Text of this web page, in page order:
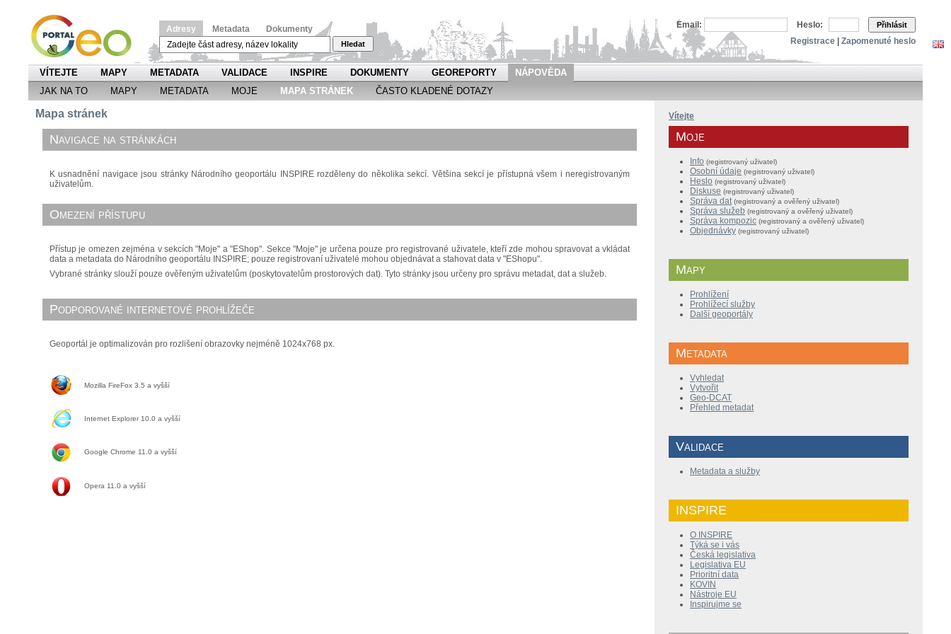
Adresy Metadata Dokumenty
Hledat
Email: Heslo: Přihlásit
Registrace Zapomenuté heslo
VÍTEJTE MAPY METADATA VALIDACE INSPIRE DOKUMENTY GEOREPORTY
NÁPOVĚDA
JAK NA TO
MAPY METADATA MOJE MAPA STRÁNEK ČASTO KLADENÉ DOTAZY
Mapa stránek
Navigace na stránkách
K usnadnění navigace jsou stránky Národního geoportálu INSPIRE rozděleny do několika sekcí. Většina sekcí je přístupná všem i neregistrovaným
uživatelům.
Omezení přístupu
Přístup je omezen zejména v sekcích "Moje" a "EShop". Sekce "Moje" je určena pouze pro registrované uživatele, kteří zde mohou spravovat a vkládat
data a metadata do Národního geoportálu INSPIRE; pouze registrovaní uživatelé mohou objednávat a stahovat data v "EShopu".
Vybrané stránky slouží pouze ověřeným uživatelům (poskytovatelům prostorových dat). Tyto stránky jsou určeny pro správu metadat, dat a služeb.
Podporované internetové prohlížeče
Geoportál je optimalizován pro rozlišení obrazovky nejméně 1024x768 px.
Mozilla FireFox 3.5 a vyšší
Internet Explorer 10.0 a vyšší
Google Chrome 11.0 a vyšší
Opera 11.0 a vyšší
Vítejte
Moje
Info (registrovaný uživatel)
Osobní údaje (registrovaný uživatel)
Heslo (registrovaný uživatel)
Diskuse (registrovaný uživatel)
Správa dat (registrovaný a ověřený uživatel )
Správa služeb (registrovaný a ověřený uživatel )
Správa kompozic (registrovaný a ověřený uživatel )
Objednávky (registrovaný uživatel)
Mapy
Prohlížení
Prohlížecí služby
Další geoportály
Metadata
Vyhledat
Vytvořit
Geo-DCAT
Přehled metadat
Validace
Metadata a služby
INSPIRE
O INSPIRE
Týká se i vás
Česká legislativa
Legislativa EU
Prioritní data
KOVIN
Nástroje EU
Inspirujme se